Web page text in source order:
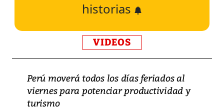
historias
VIDEOS
Perú moverá todos los días feriados al
viernes para potenciar productividad y
turismo